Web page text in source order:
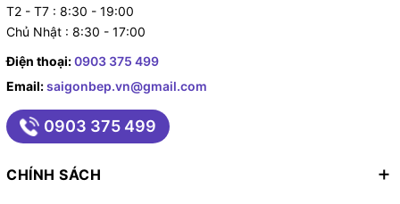
T2 - T7 : 8:30 - 19:00
Chủ Nhật : 8:30 - 17:00
Điện thoại:0903 375 499
Email:saigonbep.vn@gmail.com
0903 375 499
CHÍNH SÁCH